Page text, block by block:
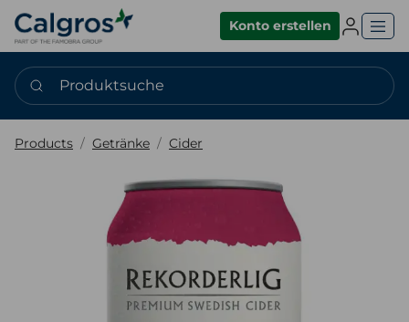
Konto erstellen
Produktsuche
Products Getränke Cider